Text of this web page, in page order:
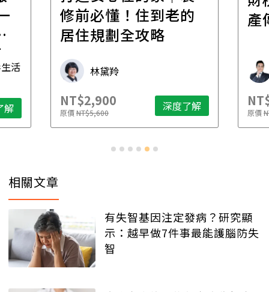
活
解
修前必懂！住到老的
居住規劃全攻略
林黛羚
NT$2,900
原價NT$5,600 深度了解
產
原價
相關文章
有失智基因注定發病？研究顯
示：越早做7件事最能護腦防失
智